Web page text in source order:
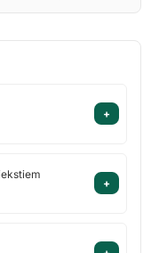
+
+